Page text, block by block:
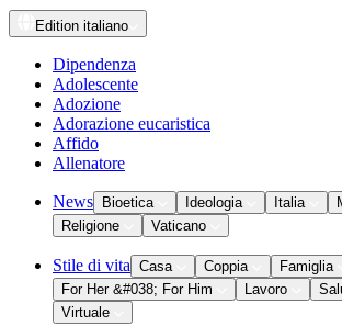
Edition italiano
Dipendenza
Adolescente
Adozione
Adorazione eucaristica
Affido
Allenatore
News Bioetica Ideologia Italia
Religione
Vaticano
Stile di vita Casa Coppia
Famiglia
For Her &#038; For Him
Lavoro
Virtuale